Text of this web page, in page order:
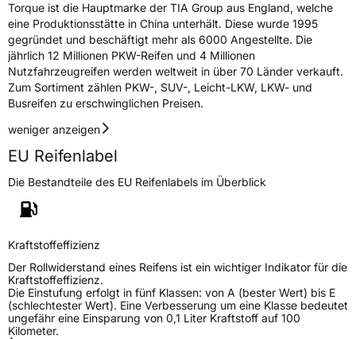
Weitere Eigenschaften
SchlauchtypTL
ZustandNeureifen
M+SJa
C-ReifenJa
EU Label
NasshaftungD
Rollgeräusch (Klasse)B
Torque ist die Hauptmarke der TIA Group aus England, welche
eine Produktionsstätte in China unterhält. Diese wurde 1995
gegründet und beschäftigt mehr als 6000 Angestellte. Die
jährlich 12 Millionen PKW-Reifen und 4 Millionen
Nutzfahrzeugreifen werden weltweit in über 70 Länder verkauft.
Zum Sortiment zählen PKW-, SUV-, Leicht-LKW, LKW- und
Busreifen zu erschwinglichen Preisen.
weniger anzeigen
EU Reifenlabel
Die Bestandteile des EU Reifenlabels im Überblick
Kraftstoffeffizienz
Der Rollwiderstand eines Reifens ist ein wichtiger Indikator für die
Kraftstoffeffizienz.
Die Einstufung erfolgt in fünf Klassen: von A (bester Wert) bis E
(schlechtester Wert). Eine Verbesserung um eine Klasse bedeutet
ungefähr eine Einsparung von 0,1 Liter Kraftstoff auf 100
Kilometer.